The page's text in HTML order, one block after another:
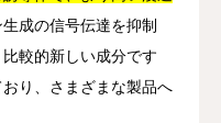
生成の信号伝達を抑制
較的新しい成分です
り、さまざまな製品へ